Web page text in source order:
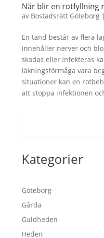
När blir en rotfyllning
av Bostadsrätt Göteborg|
En tand består av flera
innehåller nerver och
skadas eller infekteras
läkningsförmåga vara
situationer kan en
att stoppa infektionen
Kategorier
Göteborg
Gårda
Guldheden
Heden